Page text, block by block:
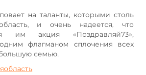
на таланты, которыми столь
и очень надеется, что
им акция «Поздравляй73»,
флагманом сплочения всех
семью.